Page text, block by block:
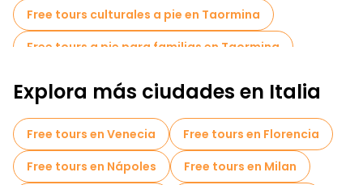
Free tours culturales a pie en Taormina
Free tours a pie para familias en Taormina
Tours autoguiados en Taormina
Free tours de un día en Taormina
Free tours nocturnos a pie en Taormina
Explora más ciudades en Italia
Free tours en Venecia
Free tours en Florencia
Free tours en Nápoles
Free tours en Milan